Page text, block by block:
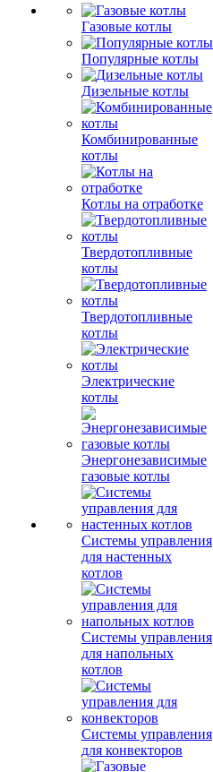
Газовые котлы
Популярные котлы
Дизельные котлы
Комбинированные
котлы
Котлы на отработке
Твердотопливные
котлы
Твердотопливные
котлы
Электрические
котлы
Энергонезависимые
газовые котлы
Системы управления
для настенных
котлов
Системы управления
для напольных
котлов
Системы управления
для конвекторов